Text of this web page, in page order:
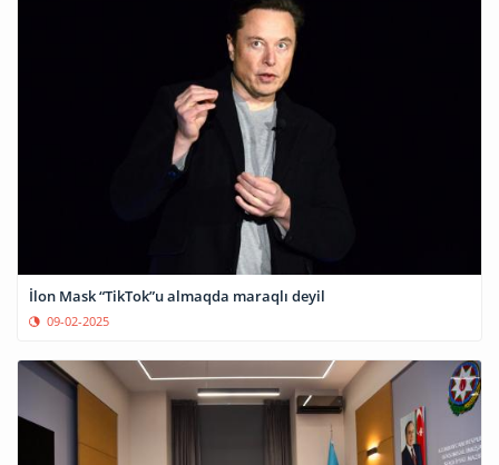
İlon Mask “TikTok”u almaqda maraqlı deyil
09-02-2025